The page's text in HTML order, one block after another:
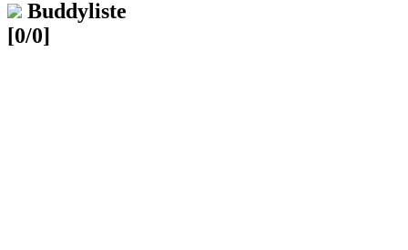
Buddyliste
[0/0]